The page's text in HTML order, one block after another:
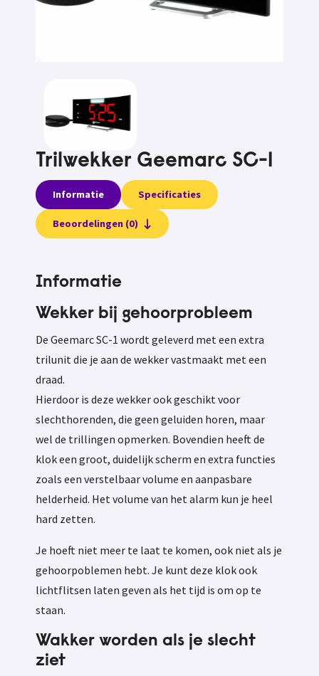
Trilwekker Geemarc SC-1
Informatie Specificaties
Beoordelingen (0)
Informatie
Wekker bij gehoorprobleem
De Geemarc SC-1 wordt geleverd met een extra
trilunit die je aan de wekker vastmaakt met een
draad.
Hierdoor is deze wekker ook geschikt voor
slechthorenden, die geen geluiden horen, maar
wel de trillingen opmerken. Bovendien heeft de
klok een groot, duidelijk scherm en extra functies
zoals een verstelbaar volume en aanpasbare
helderheid. Het volume van het alarm kun je heel
hard zetten.
Je hoeft niet meer te laat te komen, ook niet als je
gehoorpoblemen hebt. Je kunt deze klok ook
lichtflitsen laten geven als het tijd is om op te
staan.
Wakker worden als je slecht
ziet